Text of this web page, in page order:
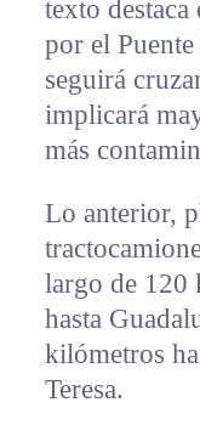
texto destaca
por el
seguirá
implicará
más
Lo anterior,
largo de 120
hasta
kilómetros
Teresa.